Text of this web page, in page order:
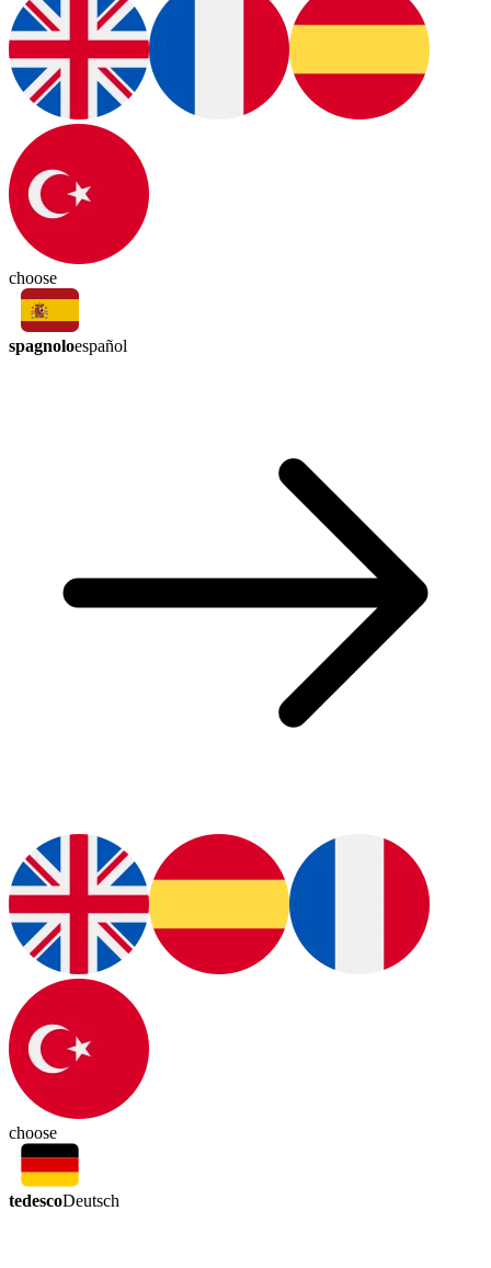
choose
spagnoloespañol
choose
tedescoDeutsch